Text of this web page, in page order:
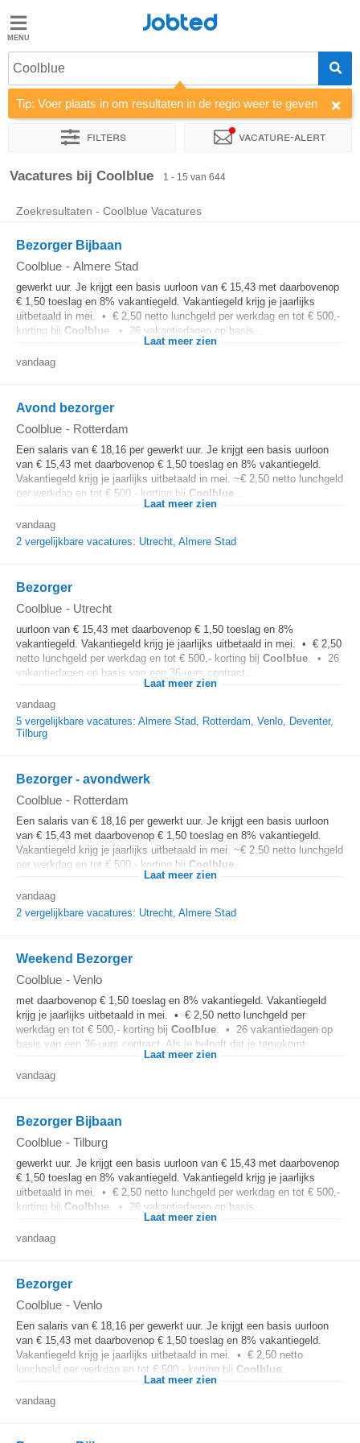
Jobted
Vacatures
Salarissen
Jobted
Coolblue
Tip: Voer plaats in om resultaten in de regio weer te geven
Filters Vacature-alert
Sorteer op Bedrijf Uitzendbureau
Vacatures bij Coolblue 1 - 15 van 644
Zoekresultaten - Coolblue Vacatures
Bezorger Bijbaan
Coolblue - Almere Stad
gewerkt uur. Je krijgt een basis uurloon van € 15,43 met daarbovenop
€ 1,50 toeslag en 8% vakantiegeld. Vakantiegeld krijg je jaarlijks
uitbetaald in mei. • € 2,50 netto lunchgeld per werkdag en tot € 500,-
korting bij Coolblue . • 26 vakantiedagen op basis...
Laat meer zien
vandaag
Avond bezorger
Coolblue - Rotterdam
Een salaris van € 18,16 per gewerkt uur. Je krijgt een basis uurloon
van € 15,43 met daarbovenop € 1,50 toeslag en 8% vakantiegeld.
Vakantiegeld krijg je jaarlijks uitbetaald in mei. ~€ 2,50 netto lunchgeld
per werkdag en tot € 500,- korting bij Coolblue
Laat meer zien
vandaag
2 vergelijkbare vacatures: Utrecht, Almere Stad
Bezorger
Coolblue - Utrecht
uurloon van € 15,43 met daarbovenop € 1,50 toeslag en 8%
vakantiegeld. Vakantiegeld krijg je jaarlijks uitbetaald in mei. • € 2,50
netto lunchgeld per werkdag en tot € 500,- korting bij Coolblue. • 26
vakantiedagen op basis van een 36-uurs contract...
Laat meer zien
vandaag
5 vergelijkbare vacatures: Almere Stad, Rotterdam, Venlo, Deventer,
Tilburg
Bezorger - avondwerk
Coolblue - Rotterdam
Een salaris van € 18,16 per gewerkt uur. Je krijgt een basis uurloon
van € 15,43 met daarbovenop € 1,50 toeslag en 8% vakantiegeld.
Vakantiegeld krijg je jaarlijks uitbetaald in mei. ~€ 2,50 netto lunchgeld
per werkdag en tot € 500,- korting bij Coolblue
Laat meer zien
vandaag
2 vergelijkbare vacatures: Utrecht, Almere Stad
Weekend Bezorger
Coolblue - Venlo
met daarbovenop € 1,50 toeslag en 8% vakantiegeld. Vakantiegeld
krijg je jaarlijks uitbetaald in mei. • € 2,50 netto lunchgeld per
werkdag en tot € 500,- korting bij Coolblue. • 26 vakantiedagen op
basis van een 36-uurs contract. Als je belooft dat je terugkomt...
Laat meer zien
vandaag
Bezorger Bijbaan
Coolblue - Tilburg
gewerkt uur. Je krijgt een basis uurloon van € 15,43 met daarbovenop
€ 1,50 toeslag en 8% vakantiegeld. Vakantiegeld krijg je jaarlijks
uitbetaald in mei. • € 2,50 netto lunchgeld per werkdag en tot € 500,-
korting bij Coolblue . • 26 vakantiedagen op basis...
Laat meer zien
vandaag
Bezorger
Coolblue - Venlo
Een salaris van € 18,16 per gewerkt uur. Je krijgt een basis uurloon
van € 15,43 met daarbovenop € 1,50 toeslag en 8% vakantiegeld.
Vakantiegeld krijg je jaarlijks uitbetaald in mei. • € 2,50 netto
lunchgeld per werkdag en tot € 500,- korting bij Coolblue
Laat meer zien
vandaag